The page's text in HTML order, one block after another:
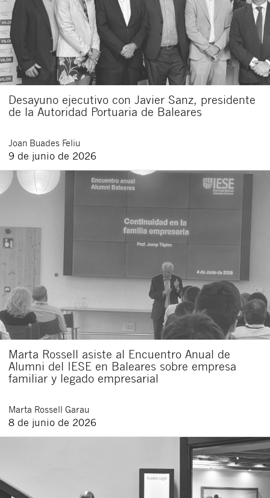
Desayuno ejecutivo con Javier Sanz, presidente
de la Autoridad Portuaria de Baleares
Joan Buades Feliu
9 de junio de 2026
Marta Rossell asiste al Encuentro Anual de
Alumni del IESE en Baleares sobre empresa
familiar y legado empresarial
Marta Rossell Garau
8 de junio de 2026